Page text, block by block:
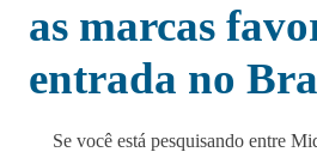
as marcas
entrada no
Se você está pesquisando entre